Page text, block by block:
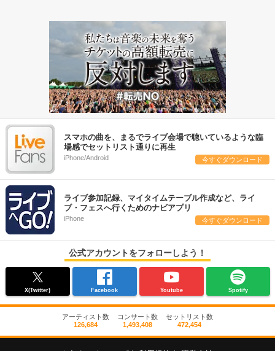
スマホの曲を、まるでライブ会場で聴いているような臨
場感でセットリスト通りに再生
iPhone/Android 今すぐダウンロード
ライブ参加記録、マイタイムテーブル作成など、ライ
ブ・フェスへ行くためのナビアプリ
iPhone 今すぐダウンロード
公式アカウントをフォローしよう！
X(Twitter) Facebook Youtube Spotify
アーティスト数
126,684
コンサート数
1,493,408
セットリスト数
472,454